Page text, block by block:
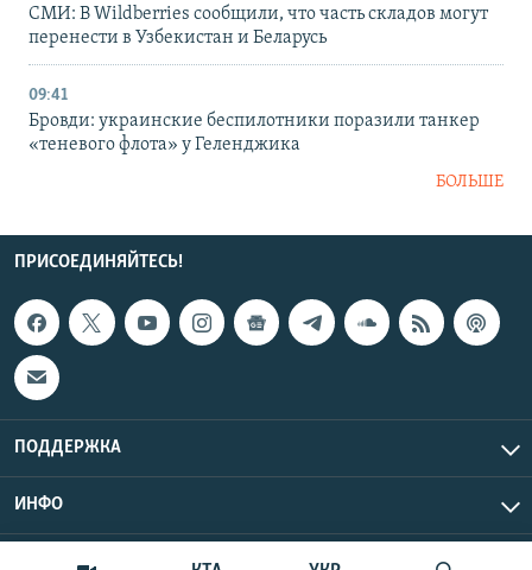
СМИ: В Wildberries сообщили, что часть складов могут
перенести в Узбекистан и Беларусь
09:41
Бровди: украинские беспилотники поразили танкер
«теневого флота» у Геленджика
БОЛЬШЕ
ПРИСОЕДИНЯЙТЕСЬ!
ПОДДЕРЖКА
ИНФО